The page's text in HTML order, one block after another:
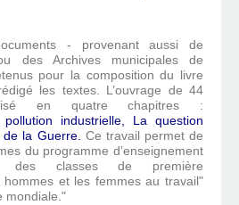
- provenant aussi de
des Archives municipales de
pour la composition du livre
les textes. L’ouvrage de 44
en quatre chapitres :
pollution industrielle, La question
de la Guerre. Ce travail permet de
du programme d’enseignement
des classes de première
hommes et les femmes au travail"
mondiale."